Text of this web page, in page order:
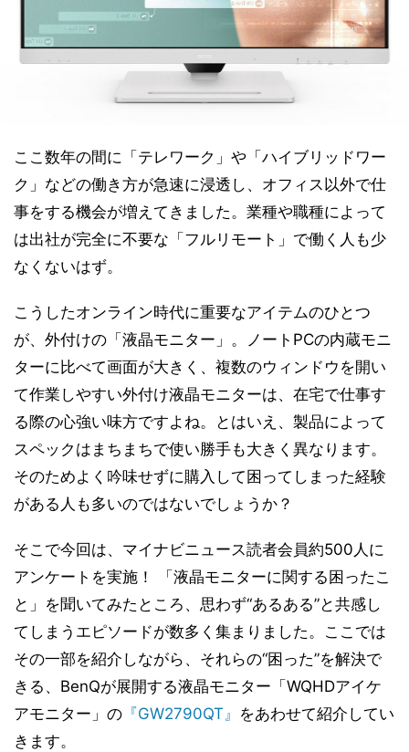
ここ数年の間に「テレワーク」や「ハイブリッドワー
ク」などの働き方が急速に浸透し、オフィス以外で仕
事をする機会が増えてきました。業種や職種によって
は出社が完全に不要な「フルリモート」で働く人も少
なくないはず。
こうしたオンライン時代に重要なアイテムのひとつ
が、外付けの「液晶モニター」。ノートPCの内蔵モニ
ターに比べて画面が大きく、複数のウィンドウを開い
て作業しやすい外付け液晶モニターは、在宅で仕事す
る際の心強い味方ですよね。とはいえ、製品によって
スペックはまちまちで使い勝手も大きく異なります。
そのためよく吟味せずに購入して困ってしまった経験
がある人も多いのではないでしょうか？
そこで今回は、マイナビニュース読者会員約500人に
アンケートを実施！ 「液晶モニターに関する困ったこ
と」を聞いてみたところ、思わず“あるある”と共感し
てしまうエピソードが数多く集まりました。ここでは
その一部を紹介しながら、それらの“困った”を解決で
きる、BenQが展開する液晶モニター「WQHDアイケ
アモニター」の 『GW2790QT』 をあわせて紹介してい
きます。